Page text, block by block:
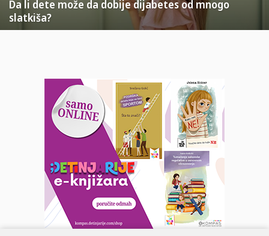
Da li dete može da dobije dijabetes od mnogo
slatkiša?